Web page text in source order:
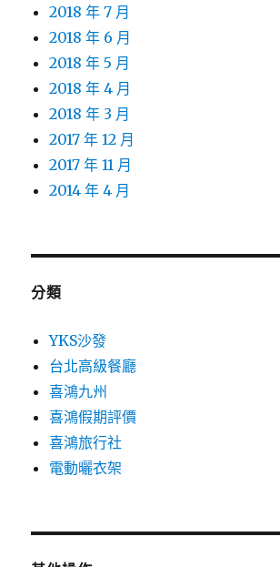
2018 年 7 月
2018 年 6 月
2018 年 5 月
2018 年 4 月
2018 年 3 月
2017 年 12 月
2017 年 11 月
2014 年 4 月
分類
YKS沙發
台北高級餐廳
喜鴻九州
喜鴻假期評價
喜鴻旅行社
電動曬衣架